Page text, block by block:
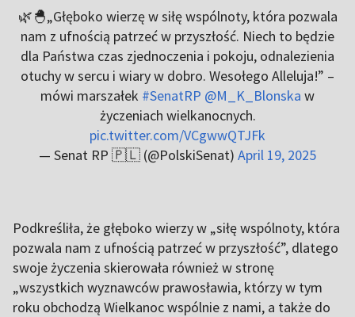
🌿🐣„Głęboko wierzę w siłę wspólnoty, która pozwala
nam z ufnością patrzeć w przyszłość. Niech to będzie
dla Państwa czas zjednoczenia i pokoju, odnalezienia
otuchy w sercu i wiary w dobro. Wesołego Alleluja!” –
mówi marszałek #SenatRP @M_K_Blonska w
życzeniach wielkanocnych.
pic.twitter.com/VCgwwQTJFk
— Senat RP 🇵🇱 (@PolskiSenat) April 19, 2025
Podkreśliła, że głęboko wierzy w „siłę wspólnoty, która
pozwala nam z ufnością patrzeć w przyszłość”, dlatego
swoje życzenia skierowała również w stronę
„wszystkich wyznawców prawosławia, którzy w tym
roku obchodzą Wielkanoc wspólnie z nami, a także do